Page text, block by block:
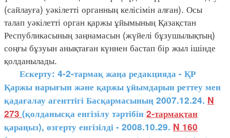
(сайлауға) уәкілетті органның келісімін алған). Осы
талап уәкілетті орган қаржы ұйымының Қазақстан
Республикасының заңнамасын (жүйелі бұзушылықтың)
соңғы бұзуын анықтаған күннен бастап бір жыл ішінде
қолданылады.
Ескерту: 4-2-тармақ жаңа редакцияда - ҚР
Қаржы нарығын және қаржы ұйымдарын реттеу мен
қадағалау агенттігі Басқармасының 2007.12.24. N
273 (қолданысқа енгізілу тәртібін 2-тармақтан
қараңыз), өзгерту енгізілді - 2008.10.29. N 160